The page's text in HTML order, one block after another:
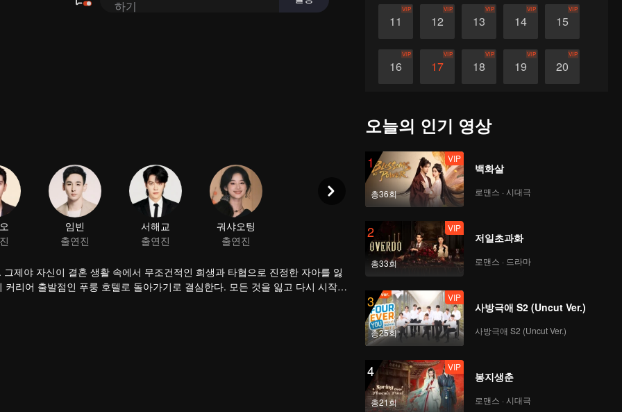
11
VIP
12
VIP
13
VIP
14
VIP
15
VIP
16
VIP
17
VIP
18
VIP
19
VIP
20
VIP
26 27
임빈
출연진
서해교
출연진
궈샤오팅
출연진
제야 자신이 결혼 생활 속에서 무조건적인 희생과 타협으로 진정한 자아를 잃
리어 출발점인 푸룽 호텔로 돌아가기로 결심한다. 모든 것을 잃고 다시 시작하
지배인으로 부임한다. 두 사람은 함께 직장 내 도전에 맞서고 동고동락하면서
시의 새로운 랜드마크로 만들어낸다.
오늘의 인기 영상
1
총36회
VIP
백화살
로맨스 · 시대극
2
총33회
VIP
저일초과화
로맨스 · 드라마
3
총25회
VIP
사방극애 S2 (Uncut Ver.)
사방극애 S2 (Uncut Ver.)
4
총21회
VIP
봉지생춘
로맨스 · 시대극